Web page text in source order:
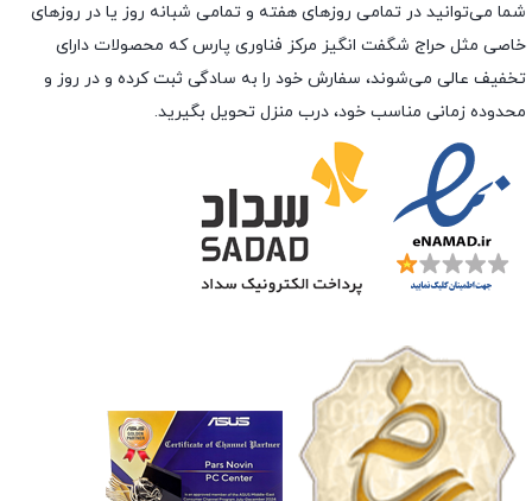
شما می‌توانید در تمامی روزهای هفته و تمامی شبانه روز یا در روزهای
خاصی مثل حراج شگفت انگیز مرکز فناوری پارس که محصولات دارای
تخفیف عالی می‌شوند، سفارش خود را به سادگی ثبت کرده و در روز و
محدوده زمانی مناسب خود، درب منزل تحویل بگیرید.